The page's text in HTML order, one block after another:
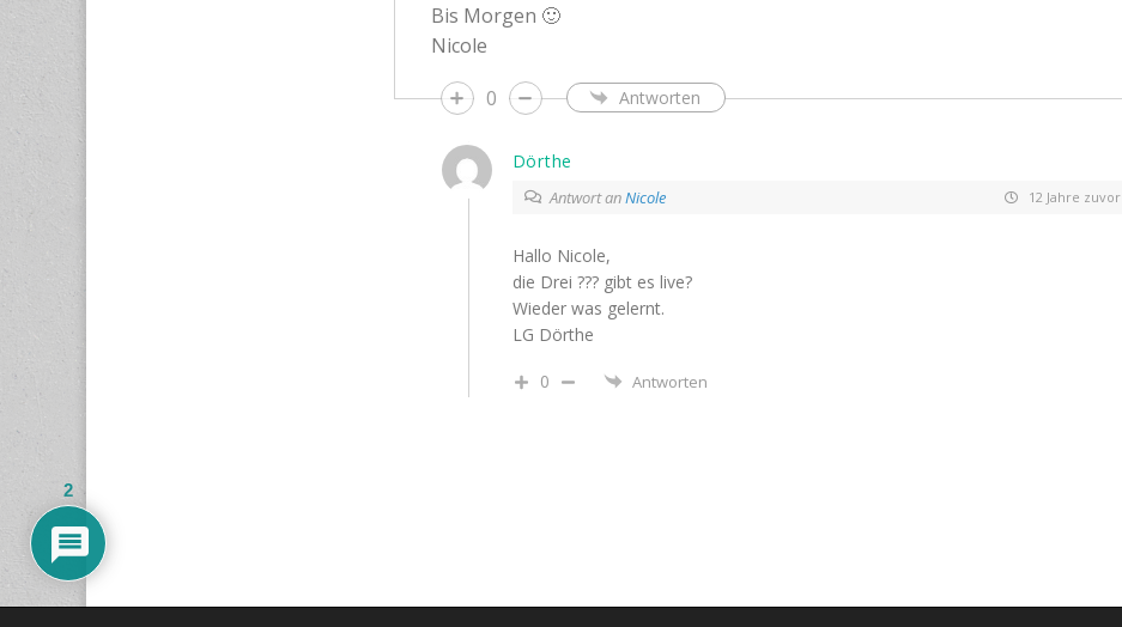
Bis Morgen 🙂
Nicole
0
Antworten
Dörthe
Antwort anNicole 12 Jahre zuvor
Hallo Nicole,
die Drei ??? gibt es live?
Wieder was gelernt.
LG Dörthe
0 Antworten
2